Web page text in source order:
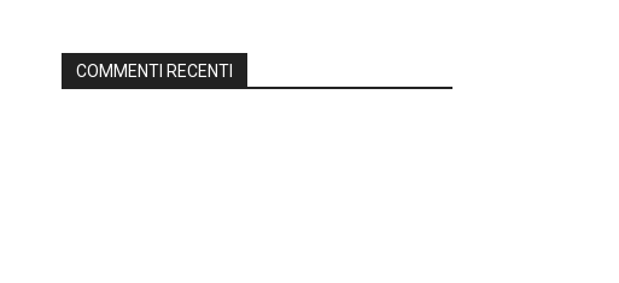
COMMENTI RECENTI